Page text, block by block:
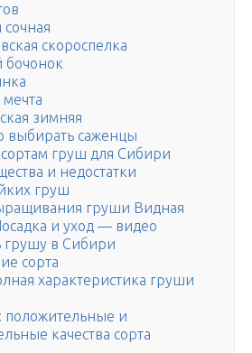
сочная
скороспелка
бочонок
зимняя
выбирать саженцы
груш для Сибири
и недостатки
груш
груши Видная
и уход — видео
грушу в Сибири
сорта
характеристика груши
положительные и
качества сорта